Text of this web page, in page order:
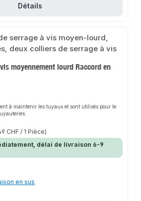
Détails
moyennement lourd Raccord en
à maintenir les tuyaux et sont utilisés pour le
CHF / 1 Pièce)
délai de livraison 6-9
en sus